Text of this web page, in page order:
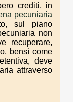
crediti, in
pecuniaria
sul piano
non
recuperare,
bensì come
deve
attraverso